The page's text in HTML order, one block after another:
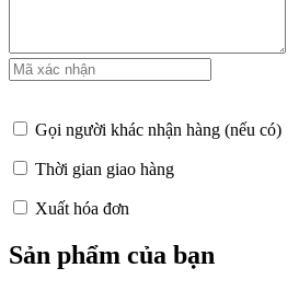
Gọi người khác nhận hàng (nếu có)
Thời gian giao hàng
Xuất hóa đơn
Sản phẩm của bạn